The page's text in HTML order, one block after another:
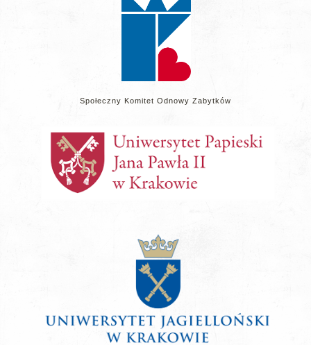
Społeczny Komitet Odnowy Zabytków